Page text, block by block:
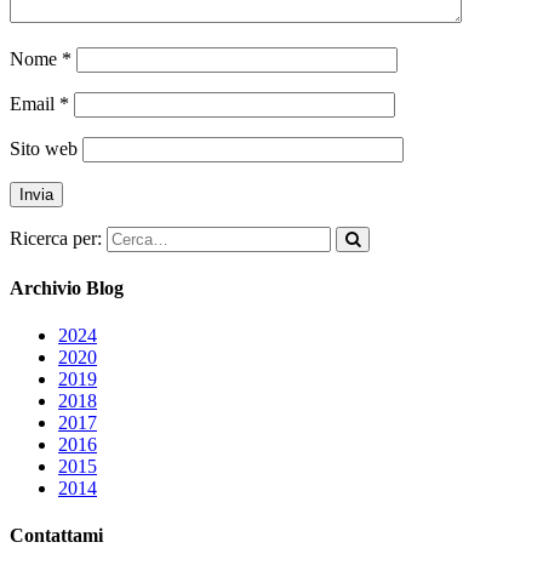
Nome *
Email *
Sito web
Ricerca per:
Archivio Blog
2024
2020
2019
2018
2017
2016
2015
2014
Contattami